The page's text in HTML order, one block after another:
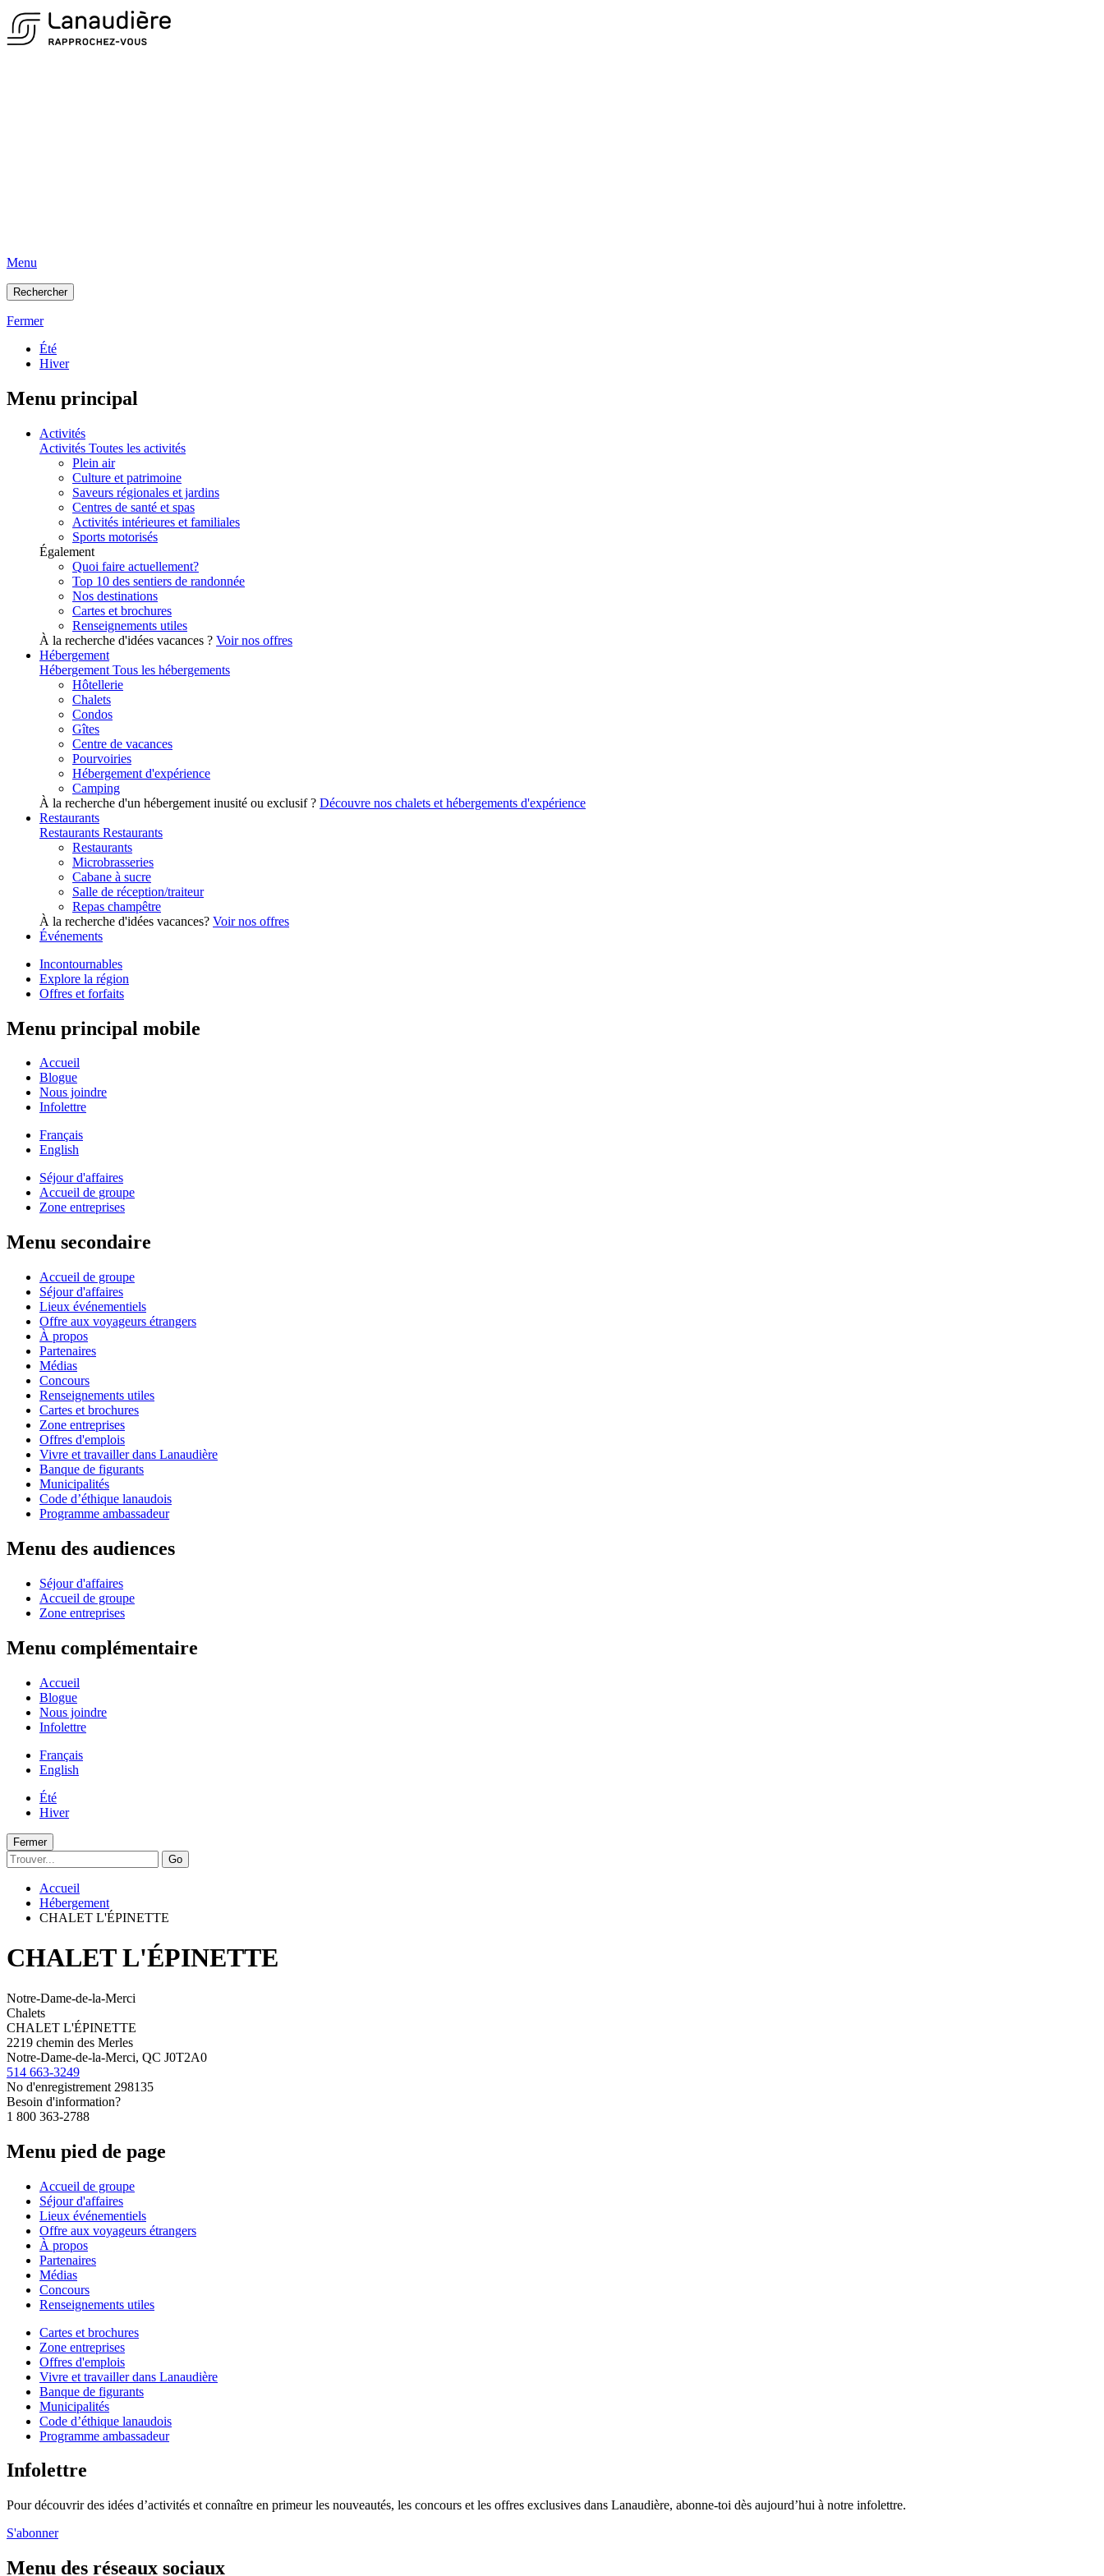
Menu
Rechercher
Fermer
Été
Hiver
Menu principal
Activités
Activités Toutes les activités
Plein air
Culture et patrimoine
Saveurs régionales et jardins
Centres de santé et spas
Activités intérieures et familiales
Sports motorisés
Également
Quoi faire actuellement?
Top 10 des sentiers de randonnée
Nos destinations
Cartes et brochures
Renseignements utiles
À la recherche d'idées vacances ? Voir nos offres
Hébergement
Hébergement Tous les hébergements
Hôtellerie
Chalets
Condos
Gîtes
Centre de vacances
Pourvoiries
Hébergement d'expérience
Camping
À la recherche d'un hébergement inusité ou exclusif ? Découvre nos chalets et hébergements d'expérience
Restaurants
Restaurants Restaurants
Restaurants
Microbrasseries
Cabane à sucre
Salle de réception/traiteur
Repas champêtre
À la recherche d'idées vacances? Voir nos offres
Événements
Incontournables
Explore la région
Offres et forfaits
Menu principal mobile
Accueil
Blogue
Nous joindre
Infolettre
Français
English
Séjour d'affaires
Accueil de groupe
Zone entreprises
Menu secondaire
Accueil de groupe
Séjour d'affaires
Lieux événementiels
Offre aux voyageurs étrangers
À propos
Partenaires
Médias
Concours
Renseignements utiles
Cartes et brochures
Zone entreprises
Offres d'emplois
Vivre et travailler dans Lanaudière
Banque de figurants
Municipalités
Code d’éthique lanaudois
Programme ambassadeur
Menu des audiences
Séjour d'affaires
Accueil de groupe
Zone entreprises
Menu complémentaire
Accueil
Blogue
Nous joindre
Infolettre
Français
English
Été
Hiver
Fermer
Go
Accueil
Hébergement
CHALET L'ÉPINETTE
CHALET L'ÉPINETTE
Notre-Dame-de-la-Merci
Chalets
CHALET L'ÉPINETTE
2219 chemin des Merles
Notre-Dame-de-la-Merci, QC J0T2A0
514 663-3249
No d'enregistrement 298135
Besoin d'information?
1 800 363-2788
Menu pied de page
Accueil de groupe
Séjour d'affaires
Lieux événementiels
Offre aux voyageurs étrangers
À propos
Partenaires
Médias
Concours
Renseignements utiles
Cartes et brochures
Zone entreprises
Offres d'emplois
Vivre et travailler dans Lanaudière
Banque de figurants
Municipalités
Code d’éthique lanaudois
Programme ambassadeur
Infolettre
Pour découvrir des idées d’activités et connaître en primeur les nouveautés, les concours et les offres exclusives dans Lanaudière, abonne-toi dès aujourd’hui à notre infolettre.
S'abonner
Menu des réseaux sociaux